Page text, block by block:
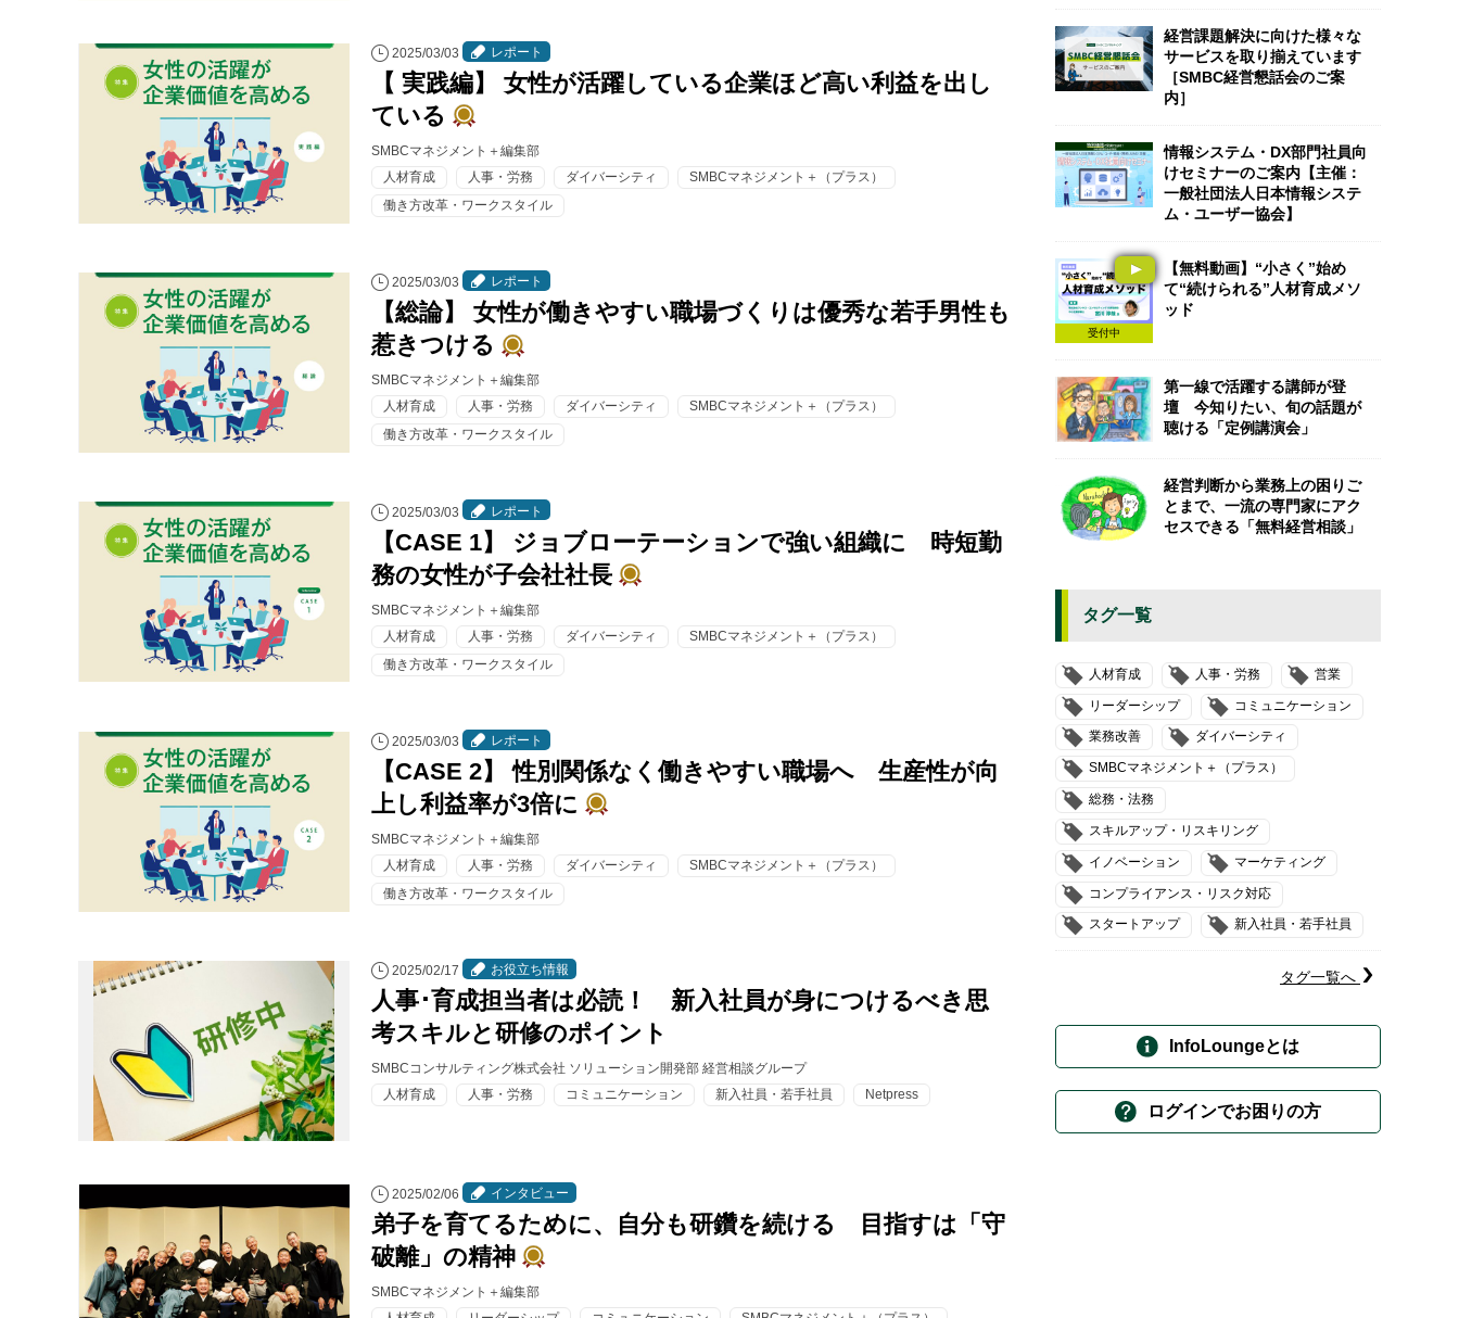
2025/03/03 レポート
【 実践編】 女性が活躍している企業ほど高い利益を出し
ている
SMBCマネジメント＋編集部
人材育成
人事・労務 ダイバーシティ
SMBCマネジメント＋（プラス）
働き方改革・ワークスタイル
2025/03/03 レポート
【総論】 女性が働きやすい職場づくりは優秀な若手男性も
惹きつける
SMBCマネジメント＋編集部
人材育成
人事・労務 ダイバーシティ
SMBCマネジメント＋（プラス）
働き方改革・ワークスタイル
2025/03/03 レポート
【CASE 1】 ジョブローテーションで強い組織に 時短勤
務の女性が子会社社長
SMBCマネジメント＋編集部
人材育成
人事・労務 ダイバーシティ
SMBCマネジメント＋（プラス）
働き方改革・ワークスタイル
2025/03/03 レポート
【CASE 2】 性別関係なく働きやすい職場へ 生産性が向
上し利益率が3倍に
SMBCマネジメント＋編集部
人材育成
人事・労務 ダイバーシティ
SMBCマネジメント＋（プラス）
働き方改革・ワークスタイル
2025/02/17 お役立ち情報
人事･育成担当者は必読！ 新入社員が身につけるべき思
考スキルと研修のポイント
SMBCコンサルティング株式会社 ソリューション開発部 経営相談グループ
人材育成
人事・労務 コミュニケーション 新入社員・若手社員 Netpress
2025/02/06 インタビュー
弟子を育てるために、自分も研鑽を続ける 目指すは「守
破離」の精神
SMBCマネジメント＋編集部
経営課題解決に向けた様々な
サービスを取り揃えています
［SMBC経営懇話会のご案
内］
情報システム・DX部門社員向
けセミナーのご案内【主催：
一般社団法人日本情報システ
ム・ユーザー協会】
受付中
【無料動画】“小さく”始め
て“続けられる”人材育成メソ
ッド
第一線で活躍する講師が登
壇 今知りたい、旬の話題が
聴ける「定例講演会」
経営判断から業務上の困りご
とまで、一流の専門家にアク
セスできる「無料経営相談」
タグ一覧
人材育成 人事・労務 営業
リーダーシップ コミュニケーション
業務改善 ダイバーシティ
SMBCマネジメント＋（プラス）
総務・法務
スキルアップ・リスキリング
イノベーション マーケティング
コンプライアンス・リスク対応
スタートアップ 新入社員・若手社員
タグ一覧へ
InfoLoungeとは
ログインでお困りの方